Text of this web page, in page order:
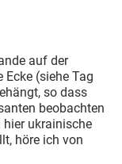
auf der
(siehe Tag
so dass
beobachten
hier ukrainische
höre ich von